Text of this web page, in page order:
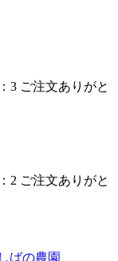
3 ご注文ありがと
2 ご注文ありがと